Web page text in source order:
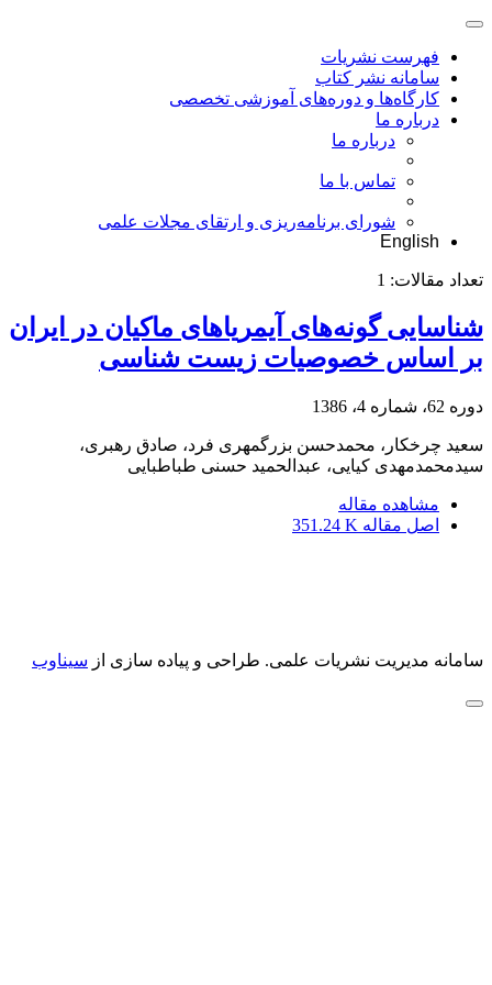
فهرست نشریات
سامانه نشر کتاب
کارگاه‌ها و دوره‌های آموزشی تخصصی
درباره ما
درباره ما
تماس با ما
شورای برنامه‌ریزی و ارتقای مجلات علمی
English
تعداد مقالات: 1
شناسایی گونه‌های آیمریاهای ماکیان در ایران
بر اساس خصوصیات زیست شناسی
دوره 62، شماره 4، 1386
سعید چرخکار، محمدحسن بزرگمهری فرد، صادق رهبری،
سیدمحمدمهدی کیایی، عبدالحمید حسنی طباطبایی
مشاهده مقاله
اصل مقاله 351.24 K
سامانه مدیریت نشریات علمی. طراحی و پیاده سازی از سیناوب